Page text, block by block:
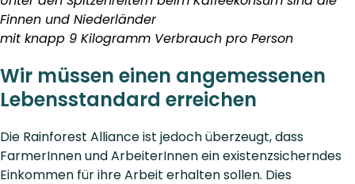
Finnen und Niederländer
mit knapp 9 Kilogramm Verbrauch pro Person
Wir müssen einen angemessenen
Lebensstandard erreichen
Die Rainforest Alliance ist jedoch überzeugt, dass
FarmerInnen und ArbeiterInnen ein existenzsicherndes
Einkommen für ihre Arbeit erhalten sollen. Dies